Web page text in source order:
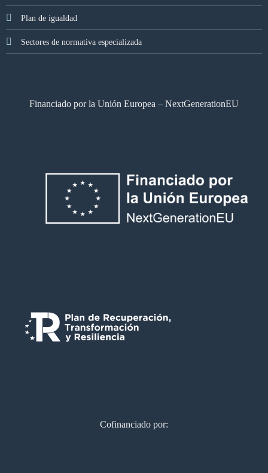
Plan de igualdad
Sectores de normativa especializada
Financiado por la Unión Europea – NextGenerationEU
Cofinanciado por: